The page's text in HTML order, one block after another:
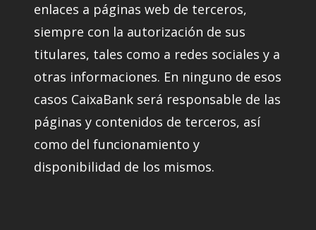
enlaces a páginas web de terceros,
siempre con la autorización de sus
titulares, tales como a redes sociales y a
otras informaciones. En ninguno de esos
casos CaixaBank será responsable de las
páginas y contenidos de terceros, así
como del funcionamiento y
disponibilidad de los mismos.